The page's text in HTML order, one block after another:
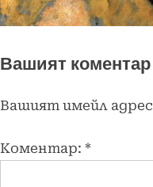
Вашият коментар
Вашият имейл
Коментар: *